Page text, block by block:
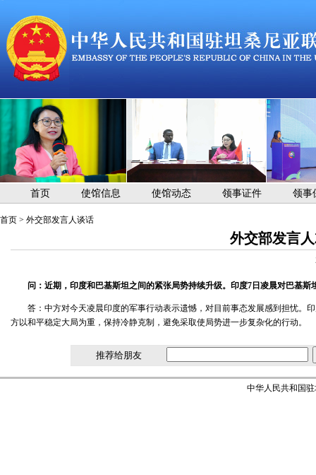
首页 使馆信息 使馆动态 领事证件 领事
首页 > 外交部发言人谈话
外交部发言
问：近期，印度和巴基斯坦之间的紧张局势持续升级。印度7日凌晨对巴基
答：中方对今天凌晨印度的军事行动表示遗憾，对目前事态发展感到担忧。
方以和平稳定大局为重，保持冷静克制，避免采取使局势进一步复杂化的行动。
推荐给朋友
中华人民共和国